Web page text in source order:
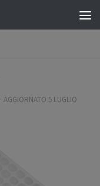
· AGGIORNATO 5 LUGLIO